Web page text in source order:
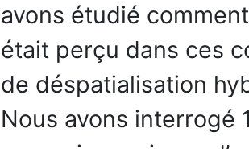
avons étudié
était perçu dans ces
de déspatialisation
Nous avons interrogé